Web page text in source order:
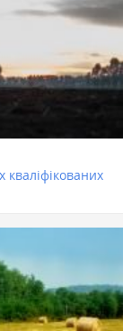
кваліфікованих